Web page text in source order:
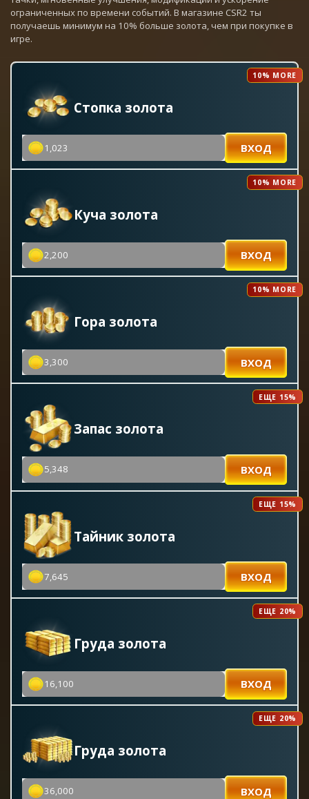
ограниченных по времени событий. В магазине CSR2 ты
получаешь минимум на 10% больше золота, чем при покупке в
игре.
10% MORE
Стопка золота
1,023 ВХОД
10% MORE
Куча золота
2,200 ВХОД
10% MORE
Гора золота
3,300 ВХОД
ЕЩЕ 15%
Запас золота
5,348 ВХОД
ЕЩЕ 15%
Тайник золота
7,645 ВХОД
ЕЩЕ 20%
Груда золота
16,100 ВХОД
ЕЩЕ 20%
Груда золота
36,000 ВХОД